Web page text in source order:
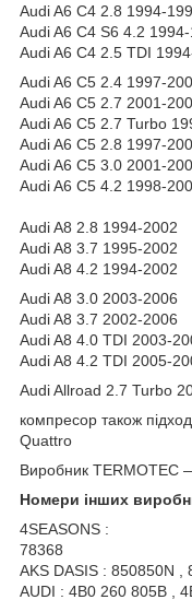
Audi A6 C4 2.8 1994-
Audi A6 C4 S6 4.2
Audi A6 C4 2.5 TDI
Audi A6 C5 2.4 1997-
Audi A6 C5 2.7 2001-
Audi A6 C5 2.7 Turbo
Audi A6 C5 2.8 1997-
Audi A6 C5 3.0 2001-
Audi A6 C5 4.2 1998-
Audi A8 2.8 1994-2002
Audi A8 3.7 1995-2002
Audi A8 4.2 1994-2002
Audi A8 3.0 2003-2006
Audi A8 3.7 2002-2006
Audi A8 4.0 TDI 2003-
Audi A8 4.2 TDI 2005-
Audi Allroad 2.7 Turbo
компресор також
Quattro
Виробник TERMOTEC
Номери інших
4SEASONS :
78368
AKS DASIS : 850850N ,
AUDI : 4B0 260 805B ,